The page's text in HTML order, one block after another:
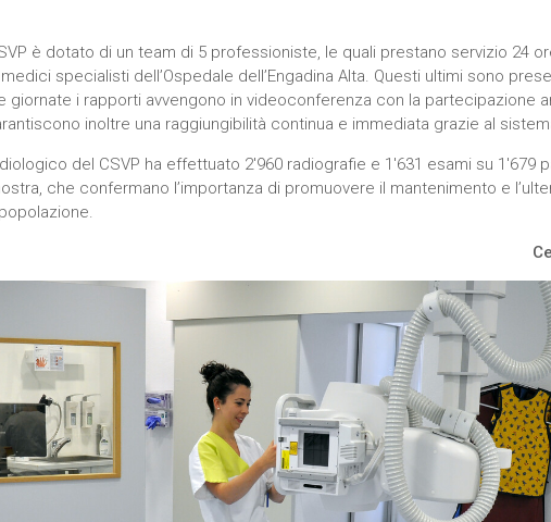
è dotato di un team di 5 professioniste, le quali prestano servizio 24
specialisti dell’Ospedale dell’Engadina Alta. Questi ultimi sono
giornate i rapporti avvengono in videoconferenza con la partecipazione
inoltre una raggiungibilità continua e immediata grazie al
del CSVP ha effettuato 2'960 radiografie e 1'631 esami su 1'679
che confermano l’importanza di promuovere il mantenimento e